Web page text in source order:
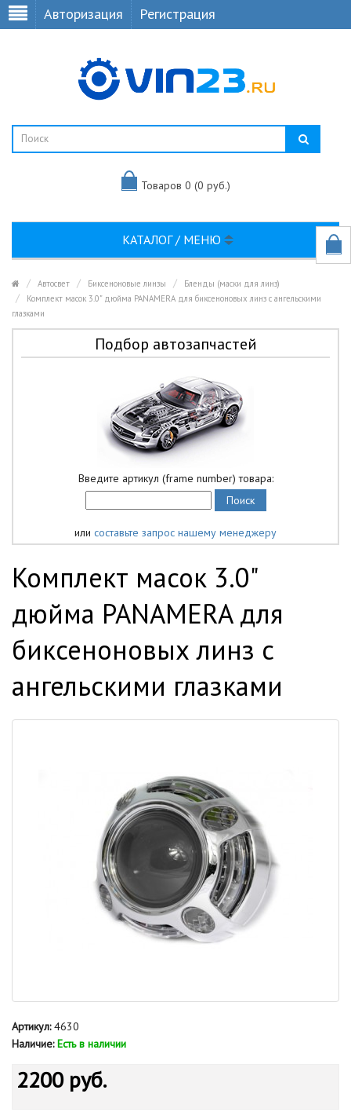
Авторизация Регистрация
Товаров 0 (0 руб.)
КАТАЛОГ / МЕНЮ
Автосвет Биксеноновые линзы
Бленды (маски для линз)
Комплект масок 3.0" дюйма PANAMERA для биксеноновых линз с ангельскими
глазками
Подбор автозапчастей
Введите артикул (frame number) товара:
или составьте запрос нашему менеджеру
Комплект масок 3.0"
дюйма PANAMERA для
биксеноновых линз с
ангельскими глазками
Артикул:4630
Наличие: Есть в наличии
2200 руб.